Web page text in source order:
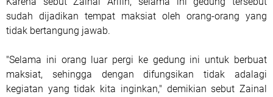
sudah dijadikan tempat maksiat oleh orang-orang yang
tidak bertangung jawab.
"Selama ini orang luar pergi ke gedung ini untuk berbuat
maksiat, sehingga dengan difungsikan tidak adalagi
kegiatan yang tidak kita inginkan," demikian sebut Zainal